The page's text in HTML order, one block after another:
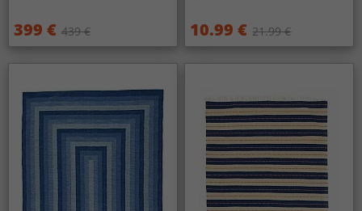
399 € 439 € 10.99 € 21.99 €